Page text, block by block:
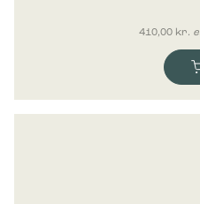
410,00 kr.